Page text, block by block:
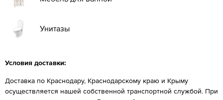
Унитазы
Условия доставки:
Доставка по Краснодару, Краснодарскому краю и Крыму
осуществляется нашей собственной транспортной службой. При